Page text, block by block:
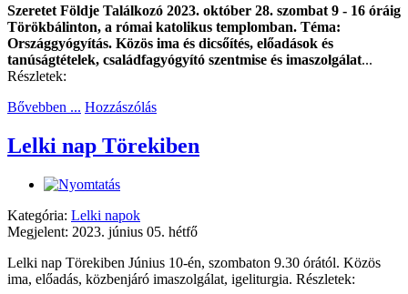
Szeretet Földje Találkozó 2023. október 28. szombat 9 - 16 óráig
Törökbálinton, a római katolikus templomban. Téma:
Országgyógyítás. Közös ima és dicsőítés, előadások és
tanúságtételek, családfagyógyító szentmise és imaszolgálat...
Részletek:
Bővebben ... Hozzászólás
Lelki nap Törekiben
Kategória: Lelki napok
Megjelent: 2023. június 05. hétfő
Lelki nap Törekiben Június 10-én, szombaton 9.30 órától. Közös
ima, előadás, közbenjáró imaszolgálat, igeliturgia. Részletek: